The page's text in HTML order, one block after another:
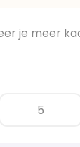
je meer